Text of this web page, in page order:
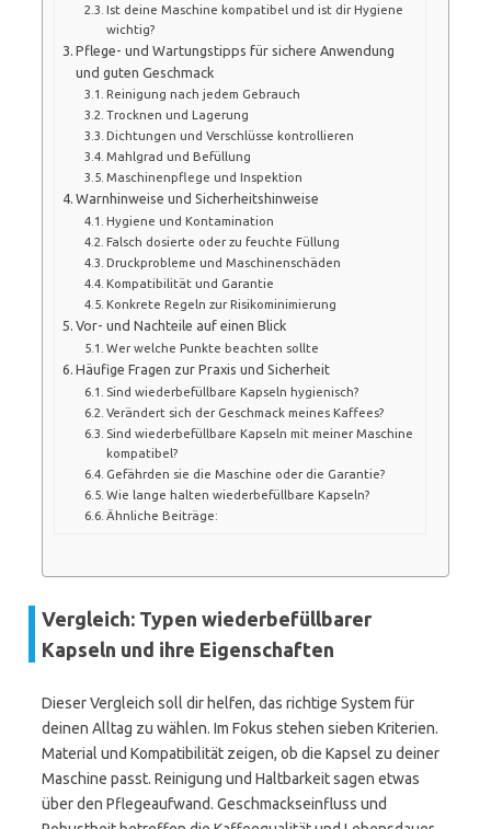
Ist deine Maschine kompatibel und ist dir Hygiene
wichtig?
Pflege- und Wartungstipps für sichere Anwendung
und guten Geschmack
Reinigung nach jedem Gebrauch
Trocknen und Lagerung
Dichtungen und Verschlüsse kontrollieren
Mahlgrad und Befüllung
Maschinenpflege und Inspektion
Warnhinweise und Sicherheitshinweise
Hygiene und Kontamination
Falsch dosierte oder zu feuchte Füllung
Druckprobleme und Maschinenschäden
Kompatibilität und Garantie
Konkrete Regeln zur Risikominimierung
Vor- und Nachteile auf einen Blick
Wer welche Punkte beachten sollte
Häufige Fragen zur Praxis und Sicherheit
Sind wiederbefüllbare Kapseln hygienisch?
Verändert sich der Geschmack meines Kaffees?
Sind wiederbefüllbare Kapseln mit meiner Maschine
kompatibel?
Gefährden sie die Maschine oder die Garantie?
Wie lange halten wiederbefüllbare Kapseln?
Ähnliche Beiträge:
Vergleich: Typen wiederbefüllbarer
Kapseln und ihre Eigenschaften
Dieser Vergleich soll dir helfen, das richtige System für
deinen Alltag zu wählen. Im Fokus stehen sieben Kriterien.
Material und Kompatibilität zeigen, ob die Kapsel zu deiner
Maschine passt. Reinigung und Haltbarkeit sagen etwas
über den Pflegeaufwand. Geschmackseinfluss und